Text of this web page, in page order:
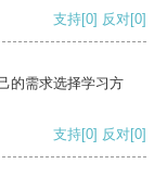
支持[0] 反对[0]
的需求选择学习方
支持[0] 反对[0]